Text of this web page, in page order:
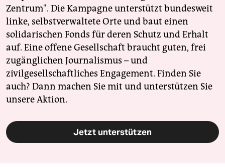
Zentrum". Die Kampagne unterstützt bundesweit
linke, selbstverwaltete Orte und baut einen
solidarischen Fonds für deren Schutz und Erhalt
auf. Eine offene Gesellschaft braucht guten, frei
zugänglichen Journalismus – und
zivilgesellschaftliches Engagement. Finden Sie
auch? Dann machen Sie mit und unterstützen Sie
unsere Aktion.
Jetzt unterstützen